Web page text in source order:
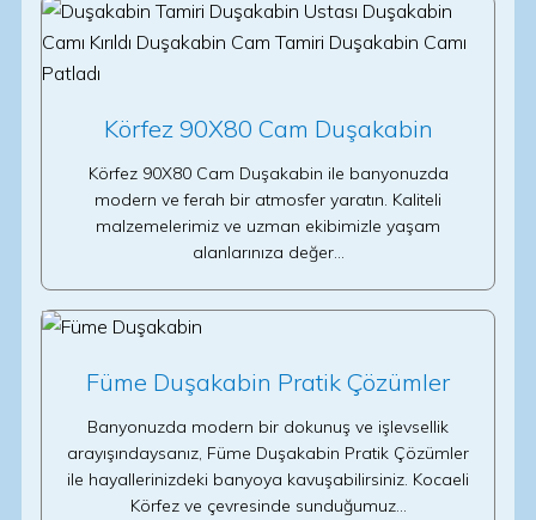
Körfez 90X80 Cam Duşakabin
Körfez 90X80 Cam Duşakabin ile banyonuzda
modern ve ferah bir atmosfer yaratın. Kaliteli
malzemelerimiz ve uzman ekibimizle yaşam
alanlarınıza değer…
Füme Duşakabin Pratik Çözümler
Banyonuzda modern bir dokunuş ve işlevsellik
arayışındaysanız, Füme Duşakabin Pratik Çözümler
ile hayallerinizdeki banyoya kavuşabilirsiniz. Kocaeli
Körfez ve çevresinde sunduğumuz…